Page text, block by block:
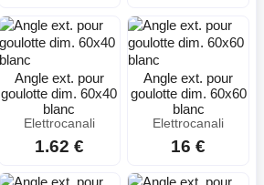
Angle ext. pour
goulotte dim. 60x40
blanc
Elettrocanali
1.62 €
Angle ext. pour
goulotte dim. 60x60
blanc
Elettrocanali
16 €